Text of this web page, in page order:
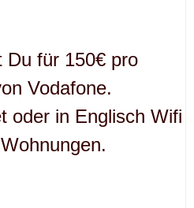
Du für 150€ pro
Vodafone.
oder in Englisch Wifi